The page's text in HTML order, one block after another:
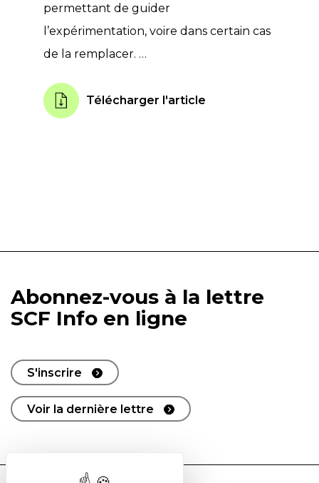
permettant de guider
l’expérimentation, voire dans certain cas
de la remplacer. …
Télécharger l'article
Abonnez-vous à la lettre
SCF Info en ligne
S'inscrire
Voir la dernière lettre